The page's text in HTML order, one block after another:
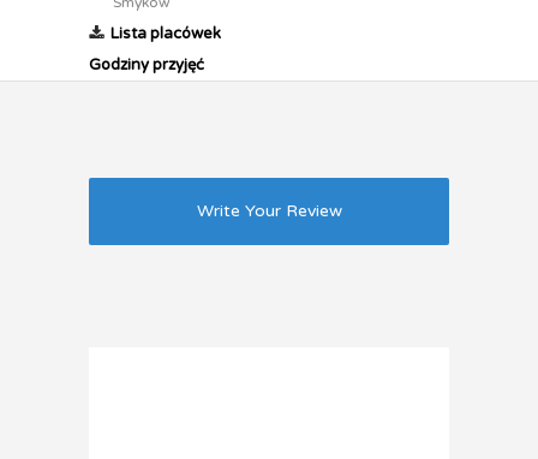
Lista placówek
Godziny przyjęć
Write Your Review